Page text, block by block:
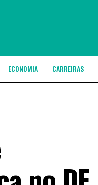
ECONOMIA CARREIRAS